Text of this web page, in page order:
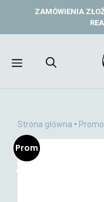
ZAMÓWIENIA
Menu
Strona główna •
Prom
ocja!